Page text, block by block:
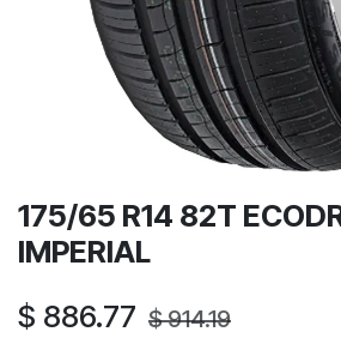
175/65 R14 82T
IMPERIAL
$ 886.77 $914.19